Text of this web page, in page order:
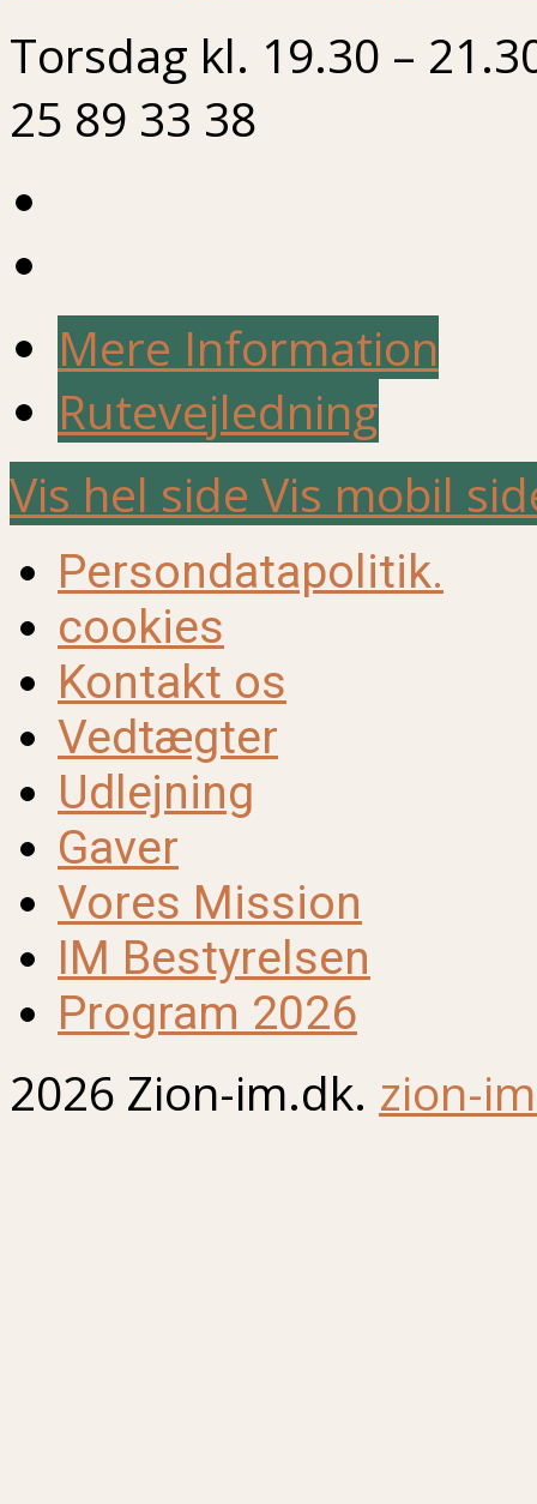
Torsdag kl. 19.30 –
25 89 33 38
Mere Information
Rutevejledning
Vis hel side Vis mobil
Persondatapolitik.
cookies
Kontakt os
Vedtægter
Udlejning
Gaver
Vores Mission
IM Bestyrelsen
Program 2026
2026 Zion-im.dk. zion-